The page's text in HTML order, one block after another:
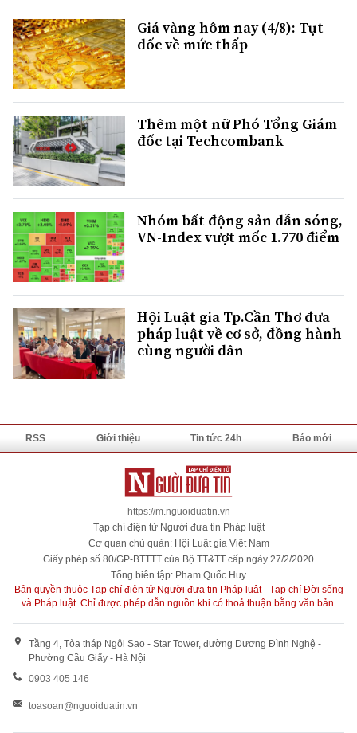
Giá vàng hôm nay (4/8): Tụt
dốc về mức thấp
Thêm một nữ Phó Tổng Giám
đốc tại Techcombank
Nhóm bất động sản dẫn sóng,
VN-Index vượt mốc 1.770 điểm
Hội Luật gia Tp.Cần Thơ đưa
pháp luật về cơ sở, đồng hành
cùng người dân
RSS Giới thiệu Tin tức 24h Báo mới
https://m.nguoiduatin.vn
Tạp chí điện tử Người đưa tin Pháp luật
Cơ quan chủ quản: Hội Luật gia Việt Nam
Giấy phép số 80/GP-BTTTT của Bộ TT&TT cấp ngày 27/2/2020
Tổng biên tập: Phạm Quốc Huy
Bản quyền thuộc Tạp chí điện tử Người đưa tin Pháp luật - Tạp chí Đời sống
và Pháp luật. Chỉ được phép dẫn nguồn khi có thoả thuận bằng văn bản.
Tầng 4, Tòa tháp Ngôi Sao - Star Tower, đường Dương Đình Nghệ -
Phường Cầu Giấy - Hà Nội
0903 405 146
toasoan@nguoiduatin.vn